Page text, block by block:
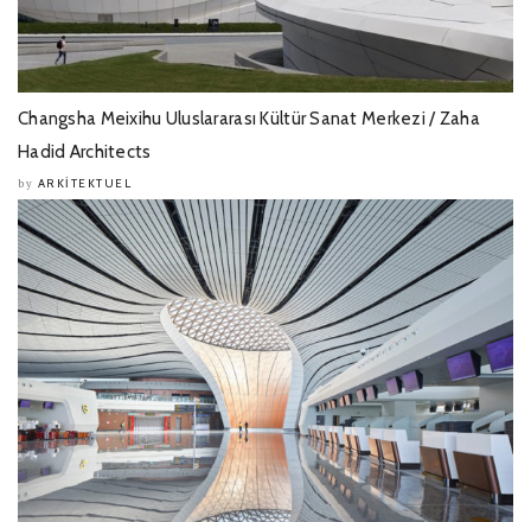
Changsha Meixihu Uluslararası Kültür Sanat Merkezi / Zaha
Hadid Architects
by ARKITEKTUEL